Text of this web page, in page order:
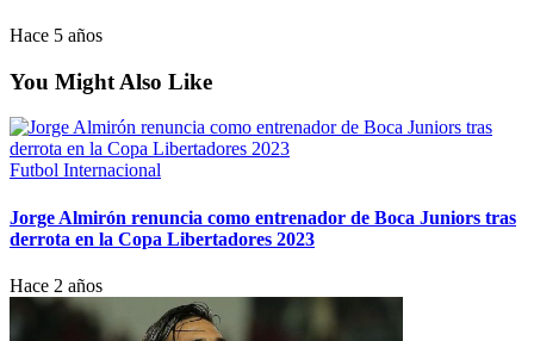
Hace 5 años
You Might Also Like
Futbol Internacional
Jorge Almirón renuncia como entrenador de Boca Juniors tras
derrota en la Copa Libertadores 2023
Hace 2 años